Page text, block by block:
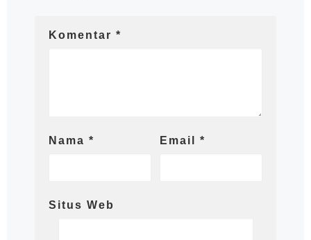
Komentar *
Nama * Email*
Situs Web